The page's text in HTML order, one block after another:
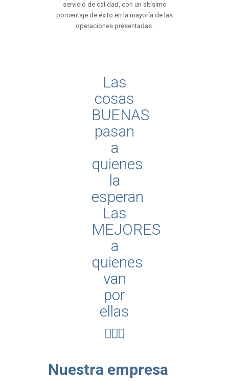
servicio de calidad, con un altísimo
porcentaje de éxito en la mayoría de las
operaciones presentadas.
Las
cosas
BUENAS
pasan
a
quienes
la
esperan
Las
MEJORES
a
quienes
van
por
ellas
Nuestra empresa